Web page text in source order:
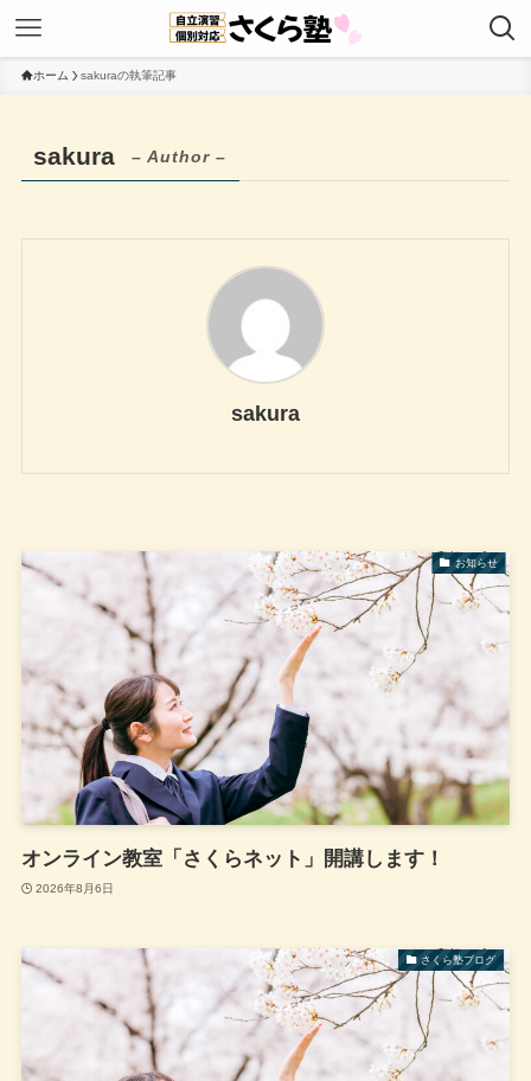
ホーム sakuraの執筆記事
sakura – Author –
sakura
お知らせ
オンライン教室「さくらネット」開講します！
2026年8月6日
さくら塾ブログ